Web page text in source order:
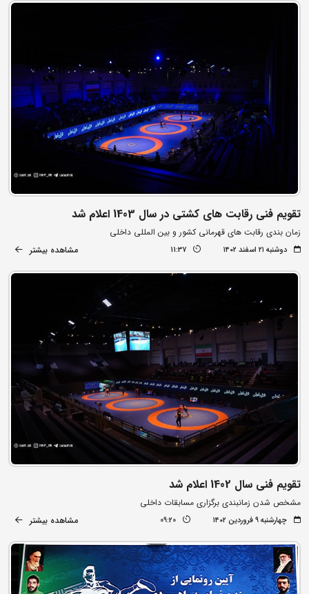
تقویم فنی رقابت های کشتی در سال 1403 اعلام شد
زمان بندی رقابت های قهرمانی کشور و بین المللی داخلی
دوشنبه ۲۱ اسفند ۱۴۰۲ 11:37 مشاهده بیشتر
تقویم فنی سال 1402 اعلام شد
مشخص شدن زمانبندی برگزاری مسابقات داخلی
چهارشنبه ۹ فروردین ۱۴۰۲ 09:20 مشاهده بیشتر